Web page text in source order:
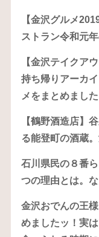
【金沢グルメ
ストラン令和元
【金沢テイクア
持ち帰りアーカ
メをまとめました
【鶴野酒造店】
る能登町の酒蔵
石川県民の８番
つの理由とは。
金沢おでんの王
めましたッ！実